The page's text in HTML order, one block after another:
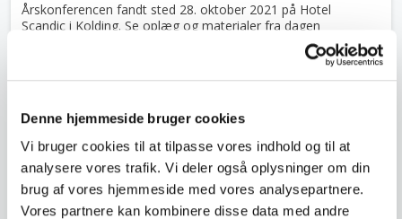
Denne hjemmeside bruger cookies
Vi bruger cookies til at tilpasse vores indhold og til at
analysere vores trafik. Vi deler også oplysninger om din
brug af vores hjemmeside med vores analysepartnere.
Vores partnere kan kombinere disse data med andre
Årskonferencen fandt sted 28. oktober 2021 på Hotel
Scandic i Kolding. Se oplæg og materialer fra dagen